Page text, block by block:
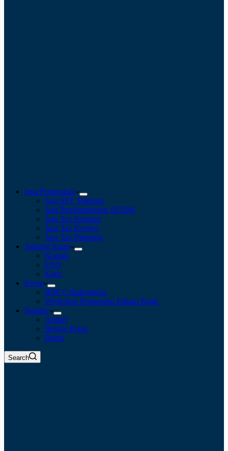
Jasa Perpajakan
Jasa SPT Tahunan
Jasa Pendampingan SP2DK
Jasa Tax Retainer
Jasa Tax Review
Jasa Tax Planning
Tentang Kami
Kontak
FAQ
Karir
Event
BBF Collaboration
Workshop Pengusaha Paham Pajak
Sumber
Artikel
Belajar Pajak
Berita
Search